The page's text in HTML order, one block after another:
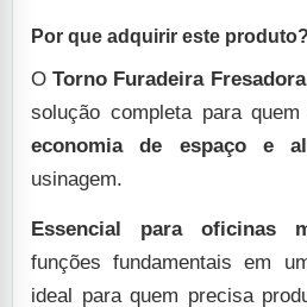
Por que adquirir este produto?
OTorno Furadeira
solução completa para quem
economia de espaço e
usinagem.
Essencial para oficinas
funções fundamentais em
ideal para quem precisa